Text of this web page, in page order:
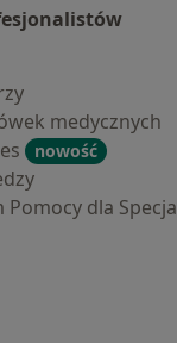
medycznych
nowość
Pomocy dla